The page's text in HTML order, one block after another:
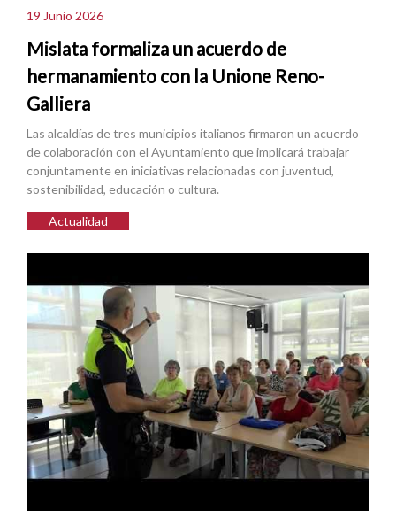
19 Junio 2026
Mislata formaliza un acuerdo de
hermanamiento con la Unione Reno-
Galliera
Las alcaldías de tres municipios italianos firmaron un acuerdo
de colaboración con el Ayuntamiento que implicará trabajar
conjuntamente en iniciativas relacionadas con juventud,
sostenibilidad, educación o cultura.
Actualidad